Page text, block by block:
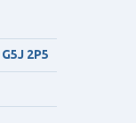
G5J 2P5